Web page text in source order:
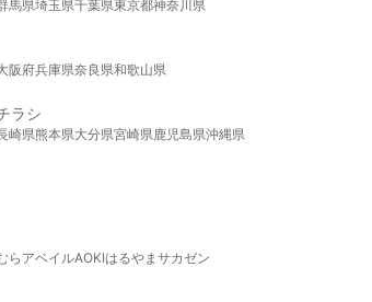
馬県埼玉県千葉県東京都神奈川県
阪府兵庫県奈良県和歌山県
ラシ
崎県熊本県大分県宮崎県鹿児島県沖縄県
ら アベイルAOKIはるやま サカゼン